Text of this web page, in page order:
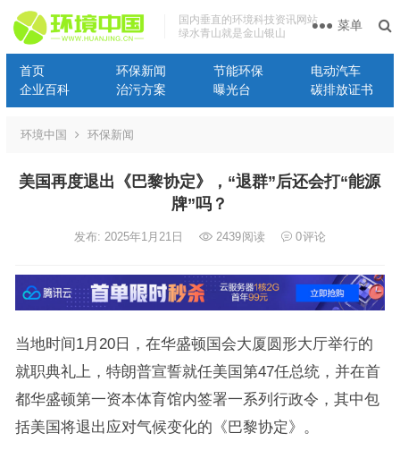
国内垂直的环境科技资讯网站
绿水青山就是金山银山
首页 环保新闻 节能环保
电动汽车
企业百科
治污方案 曝光台 碳排放证书
菜单
环境中国 环保新闻
美国再度退出《巴黎协定》，“退群”后还会打“能源
牌”吗？
发布: 2025年1月21日 2439阅读 0评论
当地时间1月20日，在华盛顿国会大厦圆形大厅举行的
就职典礼上，特朗普宣誓就任美国第47任总统，并在首
都华盛顿第一资本体育馆内签署一系列行政令，其中包
括美国将退出应对气候变化的《巴黎协定》。